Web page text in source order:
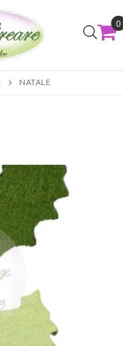
0
NATALE